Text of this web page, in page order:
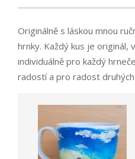
Originálně s láskou mnou
hrnky. Každý kus je originál,
individuálně pro každý
radostí a pro radost druhých.